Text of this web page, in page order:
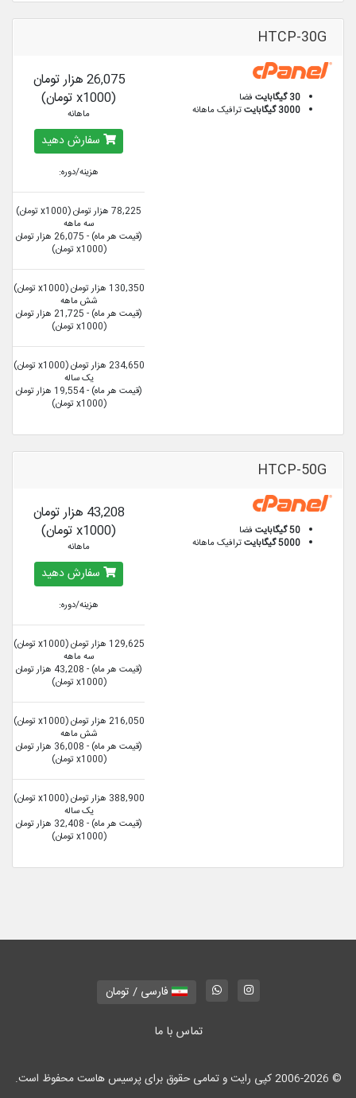
HTCP-30G
30 گیگابایت
فضا
3000 گیگابایت
ترافیک ماهانه
26,075 هزار تومان
(x1000 تومان)
ماهانه
سفارش دهید
هزینه/دوره:
78,225 هزار تومان (x1000 تومان)
سه ماهه
(قیمت هر ماه) - 26,075 هزار تومان
(x1000 تومان)
130,350 هزار تومان (x1000 تومان)
شش ماهه
(قیمت هر ماه) - 21,725 هزار تومان
(x1000 تومان)
234,650 هزار تومان (x1000 تومان)
یک ساله
(قیمت هر ماه) - 19,554 هزار تومان
(x1000 تومان)
HTCP-50G
50 گیگابایت
فضا
5000 گیگابایت
ترافیک ماهانه
43,208 هزار تومان
(x1000 تومان)
ماهانه
سفارش دهید
هزینه/دوره:
129,625 هزار تومان (x1000 تومان)
سه ماهه
(قیمت هر ماه) - 43,208 هزار تومان
(x1000 تومان)
216,050 هزار تومان (x1000 تومان)
شش ماهه
(قیمت هر ماه) - 36,008 هزار تومان
(x1000 تومان)
388,900 هزار تومان (x1000 تومان)
یک ساله
(قیمت هر ماه) - 32,408 هزار تومان
(x1000 تومان)
تماس با ما
© 2006-2026 کپی رایت و تمامی حقوق برای پرسیس هاست محفوظ است.